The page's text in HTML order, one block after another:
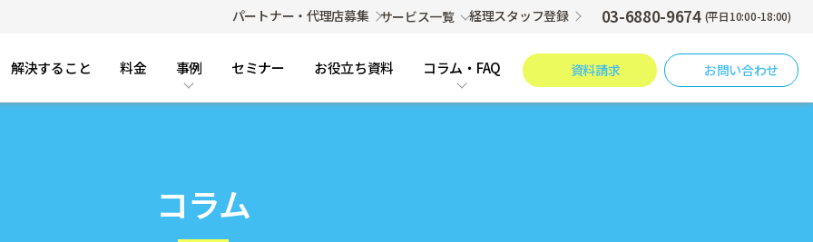
パートナー・代理店募集 サービス一覧 経理スタッフ登録 03-6880-9674 (平日10:00-18:00)
解決すること 料金 事例 セミナー お役立ち資料 コラム・FAQ 資料請求 お問い合わせ
コラム